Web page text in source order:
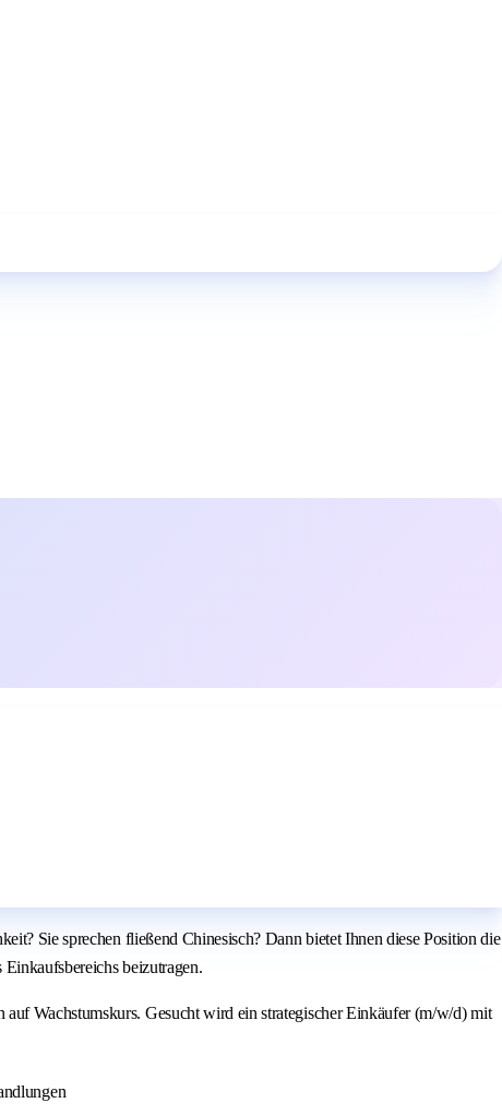
Sie sprechen fließend Chinesisch? Dann bietet Ihnen diese Position die
beizutragen.
Wachstumskurs. Gesucht wird ein strategischer Einkäufer (m/w/d) mit